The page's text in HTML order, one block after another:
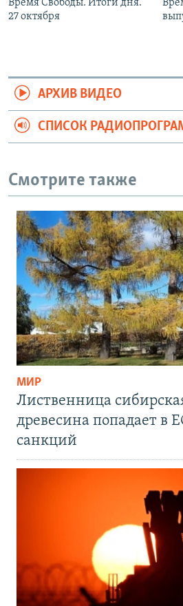
Время Свободы. Итоги дня.
27 октября
АРХИВ ВИДЕО
СПИСОК
Смотрите также
МИР
Лиственница
древесина попадает в
санкций